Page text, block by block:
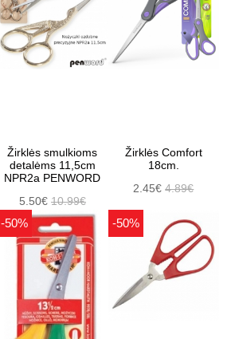
Žirklės smulkioms
detalėms 11,5cm
NPR2a PENWORD
5.50€ 10.99€
Žirklės Comfort
18cm.
2.45€4.89€
-50% -50%